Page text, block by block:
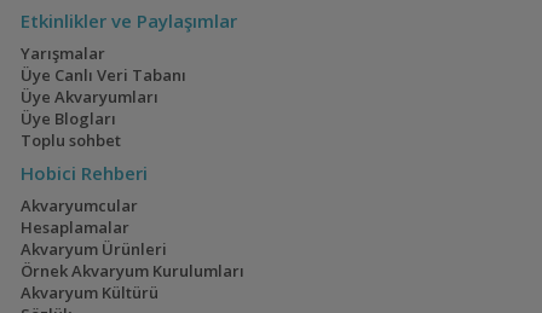
Ateşağız
Mavi Melek Karides
Etkinlikler ve Paylaşımlar
Yarışmalar
Üye Canlı Veri Tabanı
Üye Akvaryumları
Üye Blogları
Toplu sohbet
Hobici Rehberi
Akvaryumcular
Hesaplamalar
Akvaryum Ürünleri
Örnek Akvaryum Kurulumları
Akvaryum Kültürü